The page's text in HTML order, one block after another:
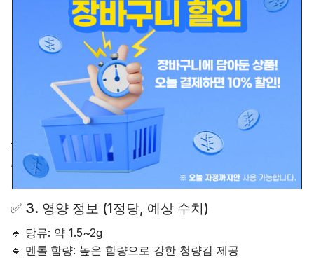
멘톨(Menthol) – 청량감 제공, 목의 불편함 완화
감초 추출물(Licorice Extract)
허브 에센스(Herbal Essence)– 자연 유래 성분으로 목
을 부드럽게 함
비타민C(Vitamin C)– 면역력 강화 및 목 건강 유지
💡
천연 허브 성분으로 목 보호 및 피로한 목을 편안하게 해
줍니다.
✅ 3. 영양 정보 (1정당, 예상 수치)
🔹 당류: 약 1.5~2g
🔹 멘톨 함량: 높은 함량으로 강한 청량감 제공